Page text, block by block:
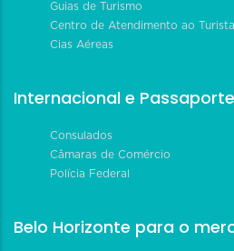
Guias de Turismo
Centro de Atendimento ao Turista
Cias Aéreas
Internacional e
Consulados
Câmaras de Comércio
Polícia Federal
Belo Horizonte para o